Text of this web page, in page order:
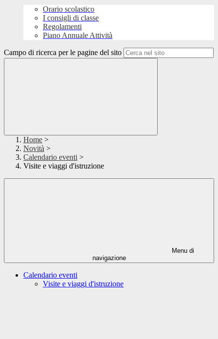
Orario scolastico
I consigli di classe
Regolamenti
Piano Annuale Attività
Campo di ricerca per le pagine del sito
Home >
Novità >
Calendario eventi >
Visite e viaggi d'istruzione
Menu di
navigazione
Calendario eventi
Visite e viaggi d'istruzione